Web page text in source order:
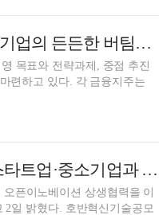
김성태 기업은행장, 혁신금융 앞세워 ‘중소기업의 든든한 버팀목’으로 [금융지주 하반기 경영 키워드 ④]
목표와 전략과제, 중점 추진
련하고 있다. 각 금융지주는
호반그룹, ‘호반혁신기술공모전’ 개최…“스타트업·중소기업과 상생협력”
픈이노베이션 상생협력을 이